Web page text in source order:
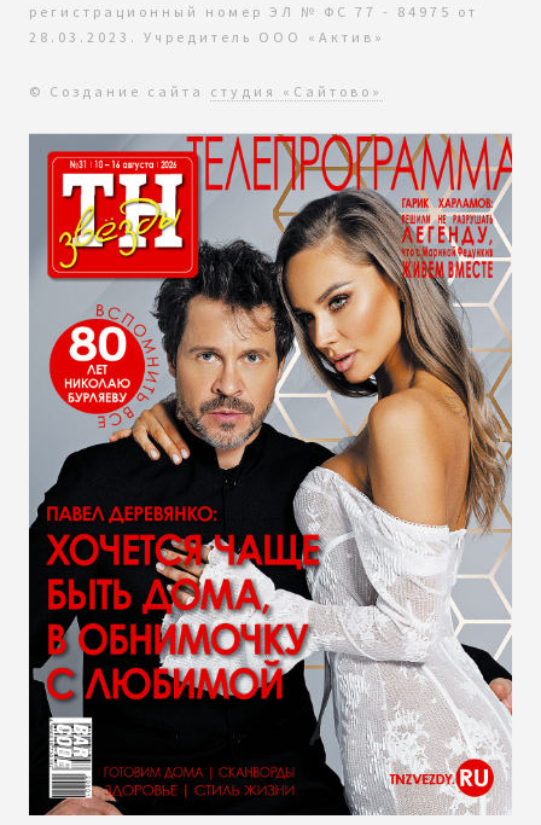
регистрационный номер ЭЛ № ФС 77 - 84975 от
28.03.2023. Учредитель ООО «Актив»
© Создание сайта студия «Сайтово»